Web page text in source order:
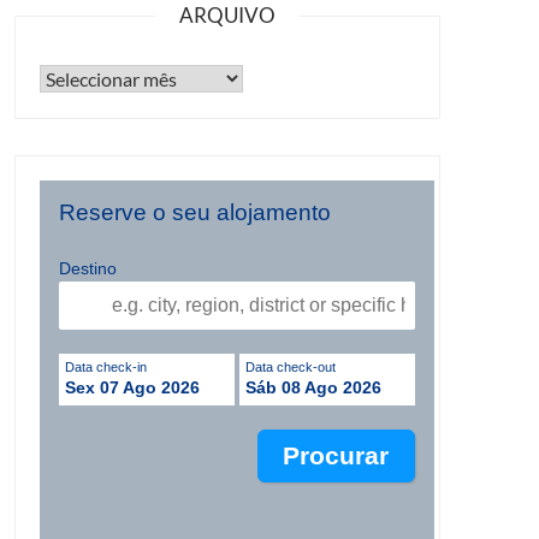
ARQUIVO
Reserve o seu alojamento
Destino
Data check-in
Sex 07 Ago 2026
Data check-out
Sáb 08 Ago 2026